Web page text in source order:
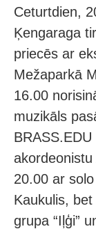
Ceturtdien,
Ķengaraga
priecēs ar
Mežaparkā
16.00
muzikāls
20.00 ar
Kaukulis,
grupa “Iļģi”